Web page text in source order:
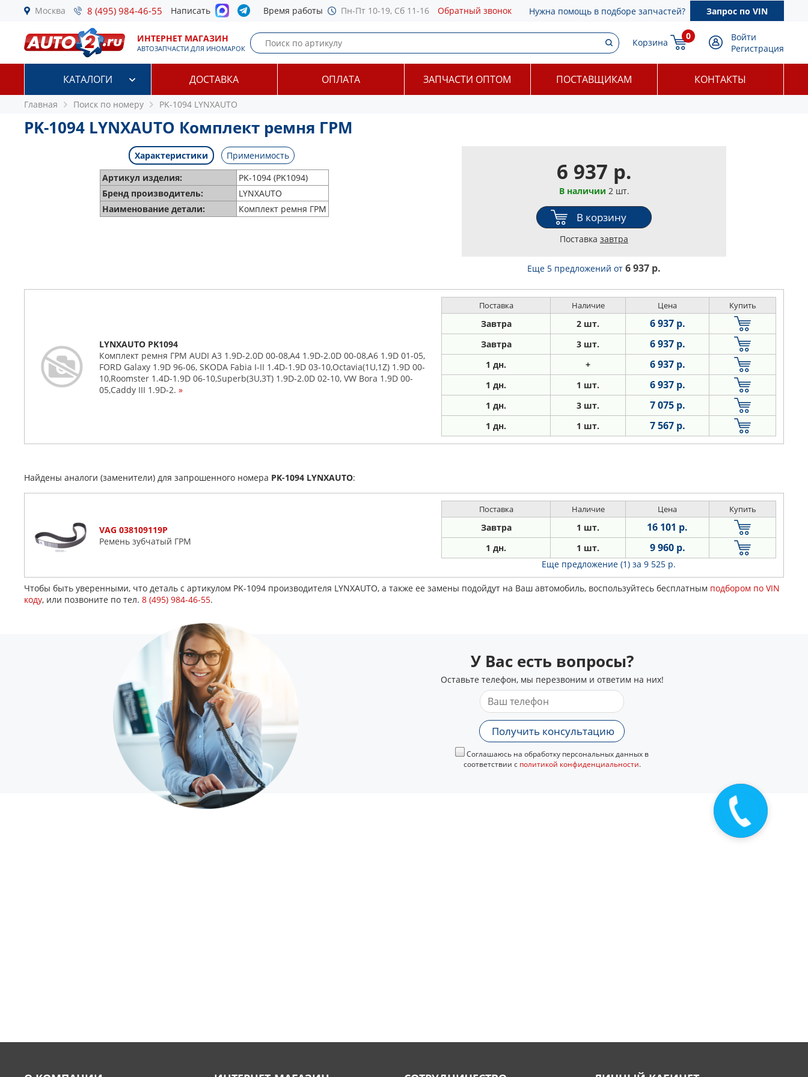
Москва 8 (495) 984-46-55 Написать Время работы Пн-Пт 10-19, Сб 11-16 Обратный звонок Нужна помощь в подборе запчастей? Запрос по VIN
ИНТЕРНЕТ МАГАЗИН
АВТОЗАПЧАСТИ ДЛЯ ИНОМАРОК
Корзина
0
Войти
Регистрация
КАТАЛОГИ ДОСТАВКА ОПЛАТА ЗАПЧАСТИ ОПТОМ ПОСТАВЩИКАМ КОНТАКТЫ
Главная Поиск по номеру PK-1094 LYNXAUTO
PK-1094 LYNXAUTO Комплект ремня ГРМ
Характеристики
Применимость
Артикул изделия:
PK-1094 (PK1094)
Бренд производитель:
LYNXAUTO
Наименование детали:
Комплект ремня ГРМ
6 937 р.
В наличии 2 шт.
В корзину
Поставка завтра
Еще 5 предложений от 6 937 р.
LYNXAUTO PK1094
Комплект ремня ГРМ AUDI A3 1.9D-2.0D 00-08,A4 1.9D-2.0D 00-08,A6 1.9D 01-05,
FORD Galaxy 1.9D 96-06, SKODA Fabia I-II 1.4D-1.9D 03-10,Octavia(1U,1Z) 1.9D 00-
10,Roomster 1.4D-1.9D 06-10,Superb(3U,3T) 1.9D-2.0D 02-10, VW Bora 1.9D 00-
05,Caddy III 1.9D-2. »
Поставка Наличие Цена Купить
Завтра 2 шт. 6 937 р.
Завтра 3 шт. 6 937 р.
1 дн. + 6 937 р.
1 дн. 1 шт. 6 937 р.
1 дн. 3 шт. 7 075 р.
1 дн. 1 шт. 7 567 р.
Найдены аналоги (заменители) для запрошенного номера PK-1094 LYNXAUTO:
VAG 038109119P
Ремень зубчатый ГРМ
Поставка Наличие Цена Купить
Завтра 1 шт. 16 101 р.
1 дн. 1 шт. 9 960 р.
Еще предложение (1) за 9 525 р.
Чтобы быть уверенными, что деталь с артикулом PK-1094 производителя LYNXAUTO, а также ее замены подойдут на Ваш автомобиль, воспользуйтесь бесплатным подбором по VIN
коду, или позвоните по тел. 8 (495) 984-46-55.
У Вас есть вопросы?
Оставьте телефон, мы перезвоним и ответим на них!
Получить консультацию
Соглашаюсь на обработку персональных данных в
соответствии с политикой конфиденциальности.